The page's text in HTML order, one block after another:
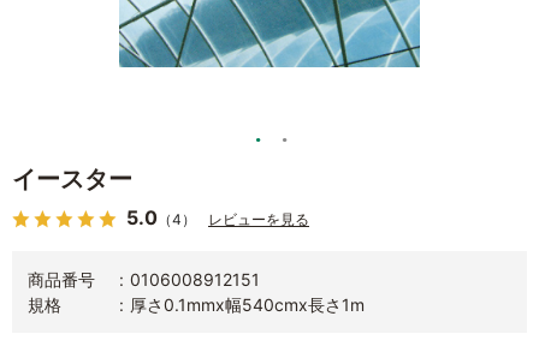
イースター
5.0 （4） レビューを見る
商品番号
0106008912151
規格
厚さ0.1mmx幅540cmx長さ1m